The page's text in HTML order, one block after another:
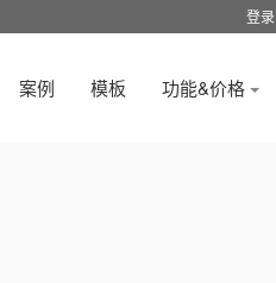
登录
案例 模板 功能&价格